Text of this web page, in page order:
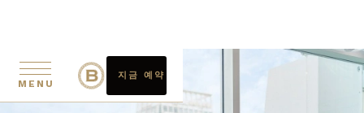
MENU
지금 예약